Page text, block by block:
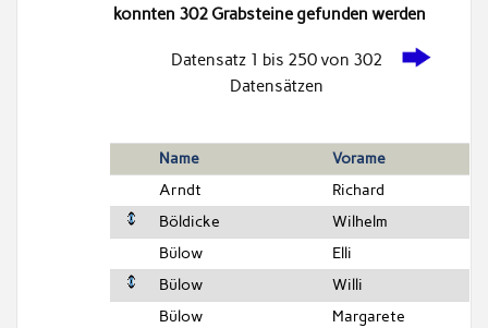
konnten 302 Grabsteine gefunden werden
Datensatz 1 bis 250 von 302
Datensätzen
Name
Vorame
Arndt
Richard
Böldicke
Wilhelm
Bülow
Elli
Bülow
Willi
Bülow
Margarete